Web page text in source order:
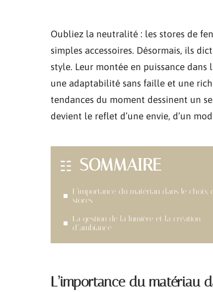
Oubliez la neutralité : les stores de
simples accessoires. Désormais, ils
style. Leur montée en puissance
une adaptabilité sans faille et une
tendances du moment dessinent un
devient le reflet d’une envie, d’un
SOMMAIRE
L’importance du matériau dans le choix
stores
La gestion de la lumière et la création
d’ambiance
L’importance du matériau